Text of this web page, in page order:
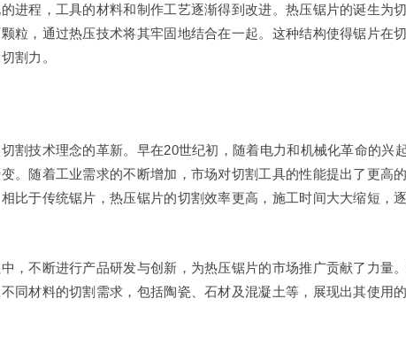
进程，工具的材料和制作工艺逐渐得到改进。热压锯片的诞生为
粒，通过热压技术将其牢固地结合在一起。这种结构使得锯片在
割力。
割技术理念的革新。早在20世纪初，随着电力和机械化革命的兴起
。随着工业需求的不断增加，市场对切割工具的性能提出了更高
比于传统锯片，热压锯片的切割效率更高，施工时间大大缩短，
，不断进行产品研发与创新，为热压锯片的市场推广贡献了力量
同材料的切割需求，包括陶瓷、石材及混凝土等，展现出其使用